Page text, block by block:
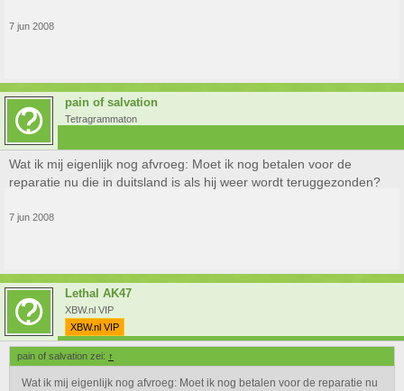
7 jun 2008
pain of salvation
Tetragrammaton
Wat ik mij eigenlijk nog afvroeg: Moet ik nog betalen voor de
reparatie nu die in duitsland is als hij weer wordt teruggezonden?
7 jun 2008
Lethal AK47
XBW.nl VIP
XBW.nl VIP
pain of salvation zei: ↑
Wat ik mij eigenlijk nog afvroeg: Moet ik nog betalen voor de reparatie nu